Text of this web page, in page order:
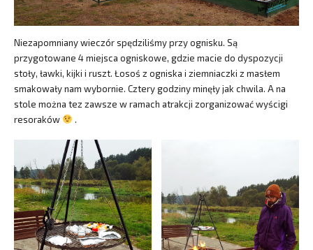
Niezapomniany wieczór spędziliśmy przy ognisku. Są
przygotowane 4 miejsca ogniskowe, gdzie macie do dyspozycji
stoły, ławki, kijki i ruszt. Łosoś z ogniska i ziemniaczki z masłem
smakowały nam wybornie. Cztery godziny minęły jak chwila. A na
stole można tez zawsze w ramach atrakcji zorganizować wyścigi
resoraków
.